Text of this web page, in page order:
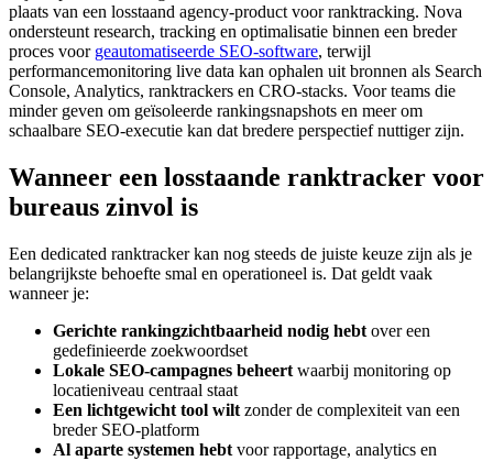
plaats van een losstaand agency‑product voor ranktracking. Nova
ondersteunt research, tracking en optimalisatie binnen een breder
proces voor geautomatiseerde SEO‑software, terwijl
performancemonitoring live data kan ophalen uit bronnen als Search
Console, Analytics, ranktrackers en CRO‑stacks. Voor teams die
minder geven om geïsoleerde rankingsnapshots en meer om
schaalbare SEO‑executie kan dat bredere perspectief nuttiger zijn.
Wanneer een losstaande ranktracker voor
bureaus zinvol is
Een dedicated ranktracker kan nog steeds de juiste keuze zijn als je
belangrijkste behoefte smal en operationeel is. Dat geldt vaak
wanneer je:
Gerichte rankingzichtbaarheid nodig hebt over een
gedefinieerde zoekwoordset
Lokale SEO‑campagnes beheert waarbij monitoring op
locatieniveau centraal staat
Een lichtgewicht tool wilt zonder de complexiteit van een
breder SEO‑platform
Al aparte systemen hebt voor rapportage, analytics en